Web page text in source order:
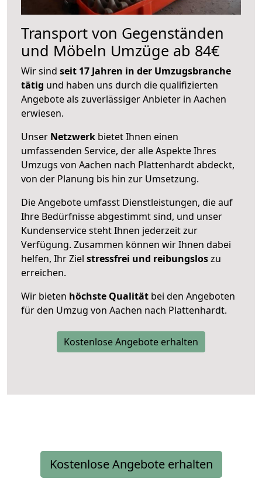
Transport von Gegenständen
und Möbeln Umzüge ab 84€
Wir sind seit 17 Jahren in der Umzugsbranche
tätig und haben uns durch die qualifizierten
Angebote als zuverlässiger Anbieter in Aachen
erwiesen.
Unser Netzwerk bietet Ihnen einen
umfassenden Service, der alle Aspekte Ihres
Umzugs von Aachen nach Plattenhardt abdeckt,
von der Planung bis hin zur Umsetzung.
Die Angebote umfasst Dienstleistungen, die auf
Ihre Bedürfnisse abgestimmt sind, und unser
Kundenservice steht Ihnen jederzeit zur
Verfügung. Zusammen können wir Ihnen dabei
helfen, Ihr Ziel stressfrei und reibungsloszu
erreichen.
Wir bieten höchste Qualität bei den Angeboten
für den Umzug von Aachen nach Plattenhardt.
Kostenlose Angebote erhalten
Kostenlose Angebote erhalten